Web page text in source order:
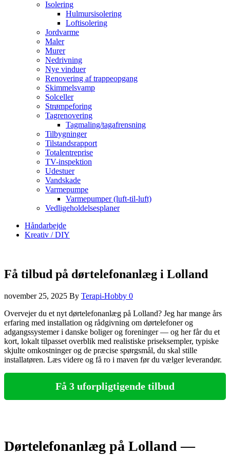
Isolering
Hulmursisolering
Loftisolering
Jordvarme
Maler
Murer
Nedrivning
Nye vinduer
Renovering af trappeopgang
Skimmelsvamp
Solceller
Strømpeforing
Tagrenovering
Tagmaling/tagafrensning
Tilbygninger
Tilstandsrapport
Totalentreprise
TV-inspektion
Udestuer
Vandskade
Varmepumpe
Varmepumper (luft-til-luft)
Vedligeholdelsesplaner
Håndarbejde
Kreativ / DIY
Få tilbud på dørtelefonanlæg i Lolland
november 25, 2025 By Terapi-Hobby 0
Overvejer du et nyt dørtelefonanlæg på Lolland? Jeg har mange års
erfaring med installation og rådgivning om dørtelefoner og
adgangssystemer i danske boliger og foreninger — og her får du et
kort, lokalt tilpasset overblik med realistiske priseksempler, typiske
skjulte omkostninger og de præcise spørgsmål, du skal stille
installatøren. Læs videre og få ro i maven før du vælger leverandør.
Få 3 uforpligtigende tilbud
Dørtelefonanlæg på Lolland —